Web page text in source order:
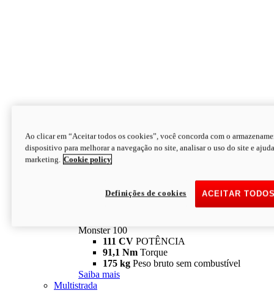
Monster
Monster 100
111 CV POTÊNCIA
91,1 Nm Torque
175 kg Peso bruto sem combustível
Saiba mais
Multistrada
Ao clicar em “Aceitar todos os cookies”, você concorda com o
dispositivo para melhorar a navegação no site, analisar o uso do site e
marketing. Cookie policy
ACEITAR
Definições de cookies